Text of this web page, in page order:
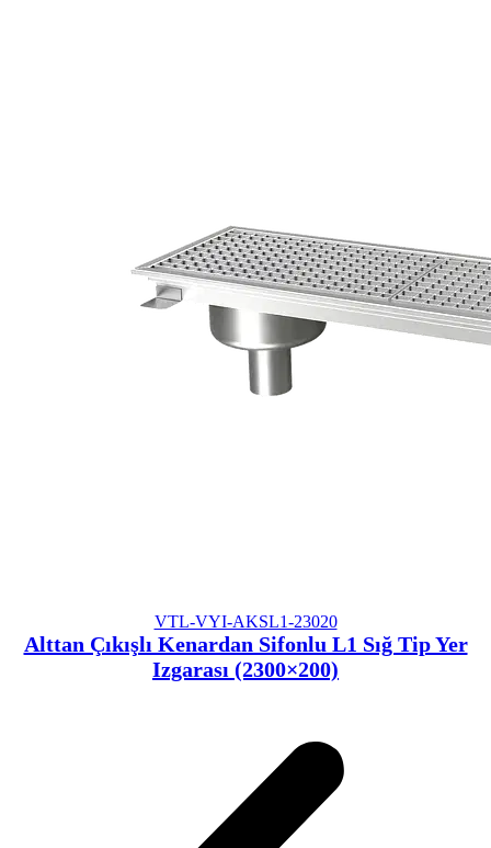
VTL-VYI-AKSL1-23020
Alttan Çıkışlı Kenardan Sifonlu L1 Sığ Tip Yer
Izgarası (2300×200)